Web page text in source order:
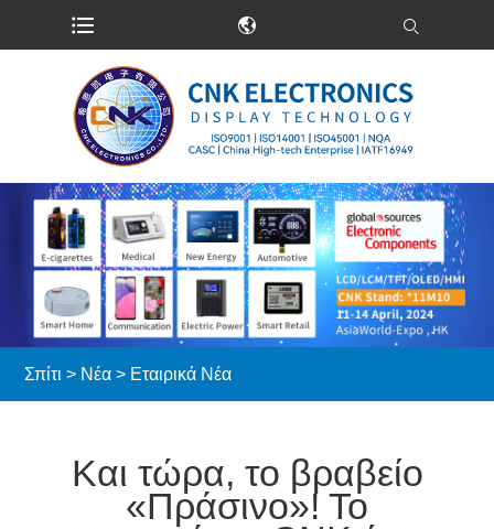
Σπίτι > Νέα > Εταιρικά Νέα
Και τώρα, το βραβείο
«Πράσινο»! Το